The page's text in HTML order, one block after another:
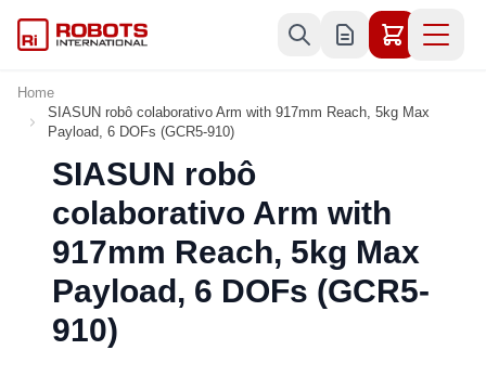
Home
SIASUN robô colaborativo Arm with 917mm Reach, 5kg Max
Payload, 6 DOFs (GCR5-910)
SIASUN robô
colaborativo Arm with
917mm Reach, 5kg Max
Payload, 6 DOFs (GCR5-
910)